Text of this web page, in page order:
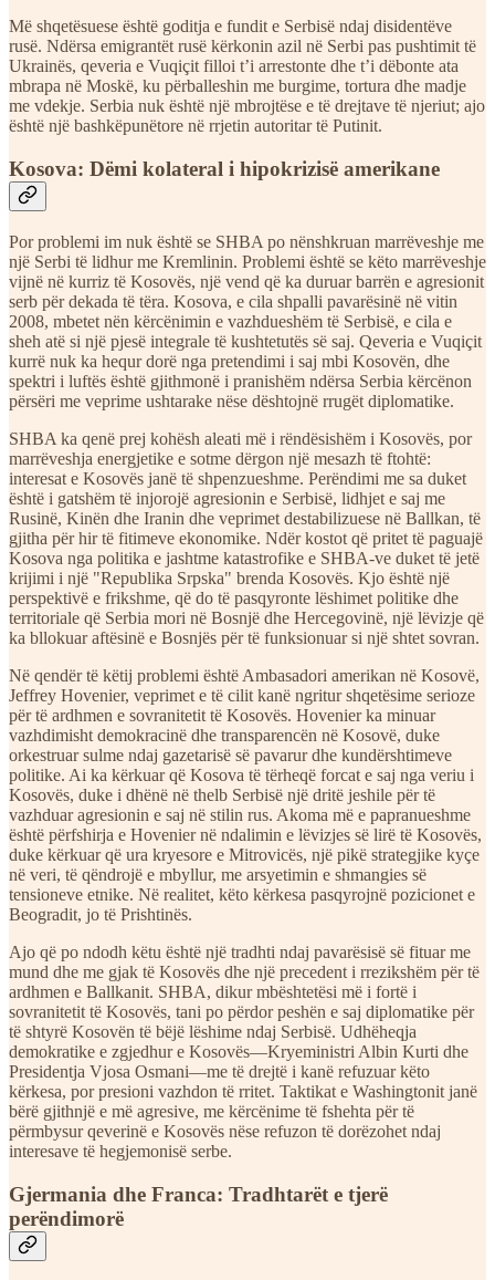
Më shqetësuese është goditja e fundit e Serbisë ndaj disidentëve
rusë. Ndërsa emigrantët rusë kërkonin azil në Serbi pas pushtimit të
Ukrainës, qeveria e Vuqiçit filloi t’i arrestonte dhe t’i dëbonte ata
mbrapa në Moskë, ku përballeshin me burgime, tortura dhe madje
me vdekje. Serbia nuk është një mbrojtëse e të drejtave të njeriut; ajo
është një bashkëpunëtore në rrjetin autoritar të Putinit.
Kosova: Dëmi kolateral i hipokrizisë amerikane
Por problemi im nuk është se SHBA po nënshkruan marrëveshje me
një Serbi të lidhur me Kremlinin. Problemi është se këto marrëveshje
vijnë në kurriz të Kosovës, një vend që ka duruar barrën e agresionit
serb për dekada të tëra. Kosova, e cila shpalli pavarësinë në vitin
2008, mbetet nën kërcënimin e vazhdueshëm të Serbisë, e cila e
sheh atë si një pjesë integrale të kushtetutës së saj. Qeveria e Vuqiçit
kurrë nuk ka hequr dorë nga pretendimi i saj mbi Kosovën, dhe
spektri i luftës është gjithmonë i pranishëm ndërsa Serbia kërcënon
përsëri me veprime ushtarake nëse dështojnë rrugët diplomatike.
SHBA ka qenë prej kohësh aleati më i rëndësishëm i Kosovës, por
marrëveshja energjetike e sotme dërgon një mesazh të ftohtë:
interesat e Kosovës janë të shpenzueshme. Perëndimi me sa duket
është i gatshëm të injorojë agresionin e Serbisë, lidhjet e saj me
Rusinë, Kinën dhe Iranin dhe veprimet destabilizuese në Ballkan, të
gjitha për hir të fitimeve ekonomike. Ndër kostot që pritet të paguajë
Kosova nga politika e jashtme katastrofike e SHBA-ve duket të jetë
krijimi i një "Republika Srpska" brenda Kosovës. Kjo është një
perspektivë e frikshme, që do të pasqyronte lëshimet politike dhe
territoriale që Serbia mori në Bosnjë dhe Hercegovinë, një lëvizje që
ka bllokuar aftësinë e Bosnjës për të funksionuar si një shtet sovran.
Në qendër të këtij problemi është Ambasadori amerikan në Kosovë,
Jeffrey Hovenier, veprimet e të cilit kanë ngritur shqetësime serioze
për të ardhmen e sovranitetit të Kosovës. Hovenier ka minuar
vazhdimisht demokracinë dhe transparencën në Kosovë, duke
orkestruar sulme ndaj gazetarisë së pavarur dhe kundërshtimeve
politike. Ai ka kërkuar që Kosova të tërheqë forcat e saj nga veriu i
Kosovës, duke i dhënë në thelb Serbisë një dritë jeshile për të
vazhduar agresionin e saj në stilin rus. Akoma më e papranueshme
është përfshirja e Hovenier në ndalimin e lëvizjes së lirë të Kosovës,
duke kërkuar që ura kryesore e Mitrovicës, një pikë strategjike kyçe
në veri, të qëndrojë e mbyllur, me arsyetimin e shmangies së
tensioneve etnike. Në realitet, këto kërkesa pasqyrojnë pozicionet e
Beogradit, jo të Prishtinës.
Ajo që po ndodh këtu është një tradhti ndaj pavarësisë së fituar me
mund dhe me gjak të Kosovës dhe një precedent i rrezikshëm për të
ardhmen e Ballkanit. SHBA, dikur mbështetësi më i fortë i
sovranitetit të Kosovës, tani po përdor peshën e saj diplomatike për
të shtyrë Kosovën të bëjë lëshime ndaj Serbisë. Udhëheqja
demokratike e zgjedhur e Kosovës—Kryeministri Albin Kurti dhe
Presidentja Vjosa Osmani—me të drejtë i kanë refuzuar këto
kërkesa, por presioni vazhdon të rritet. Taktikat e Washingtonit janë
bërë gjithnjë e më agresive, me kërcënime të fshehta për të
përmbysur qeverinë e Kosovës nëse refuzon të dorëzohet ndaj
interesave të hegjemonisë serbe.
Gjermania dhe Franca: Tradhtarët e tjerë
perëndimorë